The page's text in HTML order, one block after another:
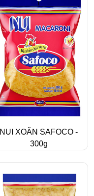
NUI XOẮN SAFOCO -
300g